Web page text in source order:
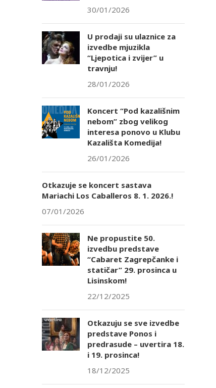
30/01/2026
U prodaji su ulaznice za
izvedbe mjuzikla
“Ljepotica i zvijer” u
travnju!
28/01/2026
Koncert “Pod kazališnim
nebom” zbog velikog
interesa ponovo u Klubu
Kazališta Komedija!
26/01/2026
Otkazuje se koncert sastava
Mariachi Los Caballeros 8. 1. 2026.!
07/01/2026
Ne propustite 50.
izvedbu predstave
“Cabaret Zagrepčanke i
statičar” 29. prosinca u
Lisinskom!
22/12/2025
Otkazuju se sve izvedbe
predstave Ponos i
predrasude – uvertira 18.
i 19. prosinca!
18/12/2025